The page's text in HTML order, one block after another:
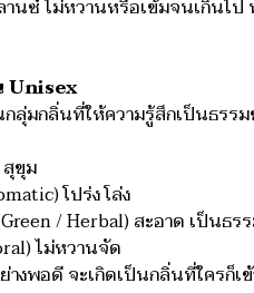
นซ์ ไม่หวานหรือเข้มจนเกินไป
Unisex
ลุ่มกลิ่นที่ให้ความรู้สึกเป็นธรร
ขุม
โปร่ง โล่ง
/ Herbal) สะอาด เป็นธร
ไม่หวานจัด
งพอดี จะเกิดเป็นกลิ่นที่ใครก็เ